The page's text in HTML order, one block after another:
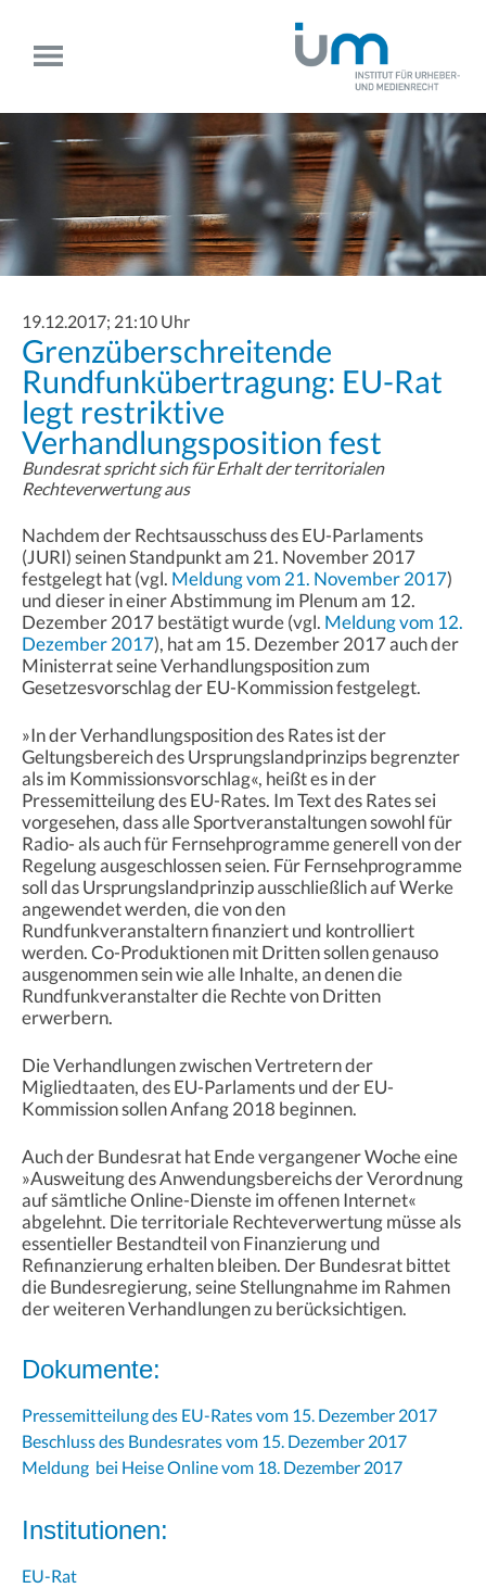
19.12.2017; 21:10 Uhr
Grenzüberschreitende
Rundfunkübertragung: EU-Rat
legt restriktive
Verhandlungsposition fest
Bundesrat spricht sich für Erhalt der territorialen
Rechteverwertung aus
Nachdem der Rechtsausschuss des EU-Parlaments
(JURI) seinen Standpunkt am 21. November 2017
festgelegt hat (vgl. Meldung vom 21. November 2017)
und dieser in einer Abstimmung im Plenum am 12.
Dezember 2017 bestätigt wurde (vgl. Meldung vom 12.
Dezember 2017), hat am 15. Dezember 2017 auch der
Ministerrat seine Verhandlungsposition zum
Gesetzesvorschlag der EU-Kommission festgelegt.
»In der Verhandlungsposition des Rates ist der
Geltungsbereich des Ursprungslandprinzips begrenzter
als im Kommissionsvorschlag«, heißt es in der
Pressemitteilung des EU-Rates. Im Text des Rates sei
vorgesehen, dass alle Sportveranstaltungen sowohl für
Radio- als auch für Fernsehprogramme generell von der
Regelung ausgeschlossen seien. Für Fernsehprogramme
soll das Ursprungslandprinzip ausschließlich auf Werke
angewendet werden, die von den
Rundfunkveranstaltern finanziert und kontrolliert
werden. Co-Produktionen mit Dritten sollen genauso
ausgenommen sein wie alle Inhalte, an denen die
Rundfunkveranstalter die Rechte von Dritten
erwerbern.
Die Verhandlungen zwischen Vertretern der
Migliedtaaten, des EU-Parlaments und der EU-
Kommission sollen Anfang 2018 beginnen.
Auch der Bundesrat hat Ende vergangener Woche eine
»Ausweitung des Anwendungsbereichs der Verordnung
auf sämtliche Online-Dienste im offenen Internet«
abgelehnt. Die territoriale Rechteverwertung müsse als
essentieller Bestandteil von Finanzierung und
Refinanzierung erhalten bleiben. Der Bundesrat bittet
die Bundesregierung, seine Stellungnahme im Rahmen
der weiteren Verhandlungen zu berücksichtigen.
Dokumente:
Pressemitteilung des EU-Rates vom 15. Dezember 2017
Beschluss des Bundesrates vom 15. Dezember 2017
Meldung bei Heise Online vom 18. Dezember 2017
Institutionen:
EU-Rat